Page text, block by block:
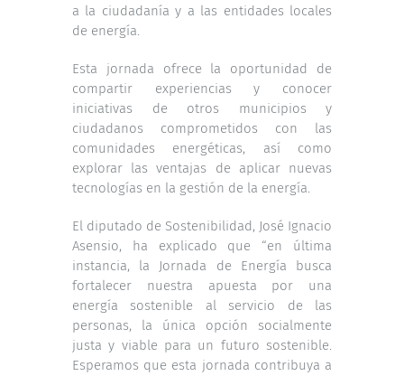
a la ciudadanía y a las entidades locales
de energía.
Esta jornada ofrece la oportunidad de
compartir experiencias y conocer
iniciativas de otros municipios y
ciudadanos comprometidos con las
comunidades energéticas, así como
explorar las ventajas de aplicar nuevas
tecnologías en la gestión de la energía.
El diputado de Sostenibilidad, José Ignacio
Asensio, ha explicado que “en última
instancia, la Jornada de Energía busca
fortalecer nuestra apuesta por una
energía sostenible al servicio de las
personas, la única opción socialmente
justa y viable para un futuro sostenible.
Esperamos que esta jornada contribuya a